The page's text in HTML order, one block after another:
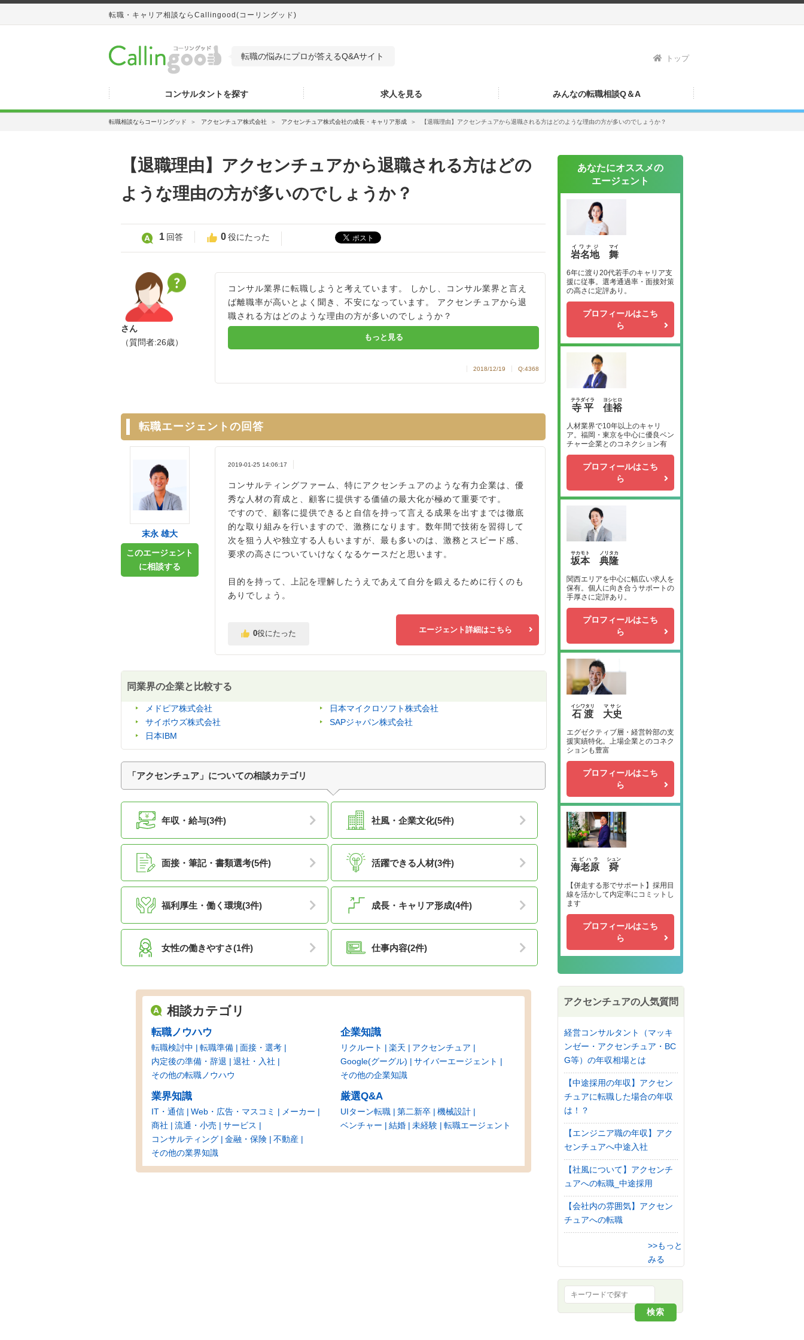
転職・キャリア相談ならCallingood(コーリングッド)
転職の悩みにプロが答えるQ&Aサイト トップ
コンサルタントを探す 求人を見る みんなの転職相談Q＆A
転職相談ならコーリングッド ＞ アクセンチュア株式会社 ＞ アクセンチュア株式会社の成長・キャリア形成 ＞ 【退職理由】アクセンチュアから退職される方はどのような理由の方が多いのでしょうか？
【退職理由】アクセンチュアから退職される方はどの
ような理由の方が多いのでしょうか？
1 回答 0役にたった
コンサル業界に転職しようと考えています。 しかし、コンサル業界と言え
ば離職率が高いとよく聞き、不安になっています。 アクセンチュアから退
職される方はどのような理由の方が多いのでしょうか？
もっと見る
2018/12/19 Q:4368
さん
（質問者:26歳）
転職エージェントの回答
2019-01-25 14:06:17
コンサルティングファーム、特にアクセンチュアのような有力企業は、優
秀な人材の育成と、顧客に提供する価値の最大化が極めて重要です。
ですので、顧客に提供できると自信を持って言える成果を出すまでは徹底
的な取り組みを行いますので、激務になります。数年間で技術を習得して
次を狙う人や独立する人もいますが、最も多いのは、激務とスピード感、
要求の高さについていけなくなるケースだと思います。
目的を持って、上記を理解したうえであえて自分を鍛えるために行くのも
ありでしょう。
0役にたった エージェント詳細はこちら
末永 雄大
このエージェント
に相談する
同業界の企業と比較する
メドピア株式会社
日本マイクロソフト株式会社
サイボウズ株式会社
SAPジャパン株式会社
日本IBM
「アクセンチュア」についての相談カテゴリ
年収・給与(3件) 社風・企業文化(5件)
面接・筆記・書類選考(5件) 活躍できる人材(3件)
福利厚生・働く環境(3件) 成長・キャリア形成(4件)
女性の働きやすさ(1件) 仕事内容(2件)
相談カテゴリ
転職ノウハウ
転職検討中 転職準備
面接・選考
内定後の準備・辞退
退社・入社
その他の転職ノウハウ
企業知識
リクルート 楽天
アクセンチュア
Google(グーグル)
サイバーエージェント
その他の企業知識
業界知識
IT・通信 Web・広告・マスコミ
メーカー
商社
流通・小売
サービス
コンサルティング
金融・保険
不動産
その他の業界知識
厳選Q&A
UIターン転職 第二新卒
機械設計
ベンチャー
結婚 未経験 転職エージェント
あなたにオススメの
エージェント
岩名地
イワナジ
舞
マイ
6年に渡り20代若手のキャリア支
援に従事。選考通過率・面接対策
の高さに定評あり。
プロフィールはこち
ら
寺平
テラダイラ
佳裕
ヨシヒロ
人材業界で10年以上のキャリ
ア。福岡・東京を中心に優良ベン
チャー企業とのコネクション有
プロフィールはこち
ら
坂本
サカモト
典隆
ノリタカ
関西エリアを中心に幅広い求人を
保有。個人に向き合うサポートの
手厚さに定評あり。
プロフィールはこち
ら
石渡
イシワタリ
大史
マサシ
エグゼクティブ層・経営幹部の支
援実績特化。上場企業とのコネク
ションも豊富
プロフィールはこち
ら
海老原
エビハラ
舜
シュン
【併走する形でサポート】採用目
線を活かして内定率にコミットし
ます
プロフィールはこち
ら
アクセンチュアの人気質問
経営コンサルタント（マッキ
ンゼー・アクセンチュア・BC
G等）の年収相場とは
【中途採用の年収】アクセン
チュアに転職した場合の年収
は！？
【エンジニア職の年収】アク
センチュアへ中途入社
【社風について】アクセンチ
ュアへの転職_中途採用
【会社内の雰囲気】アクセン
チュアへの転職
>>もっと
みる